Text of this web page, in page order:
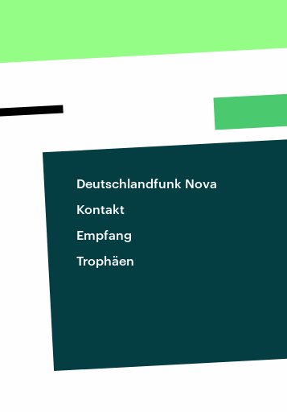
Deutschlandfunk Nova
Kontakt
Empfang
Trophäen